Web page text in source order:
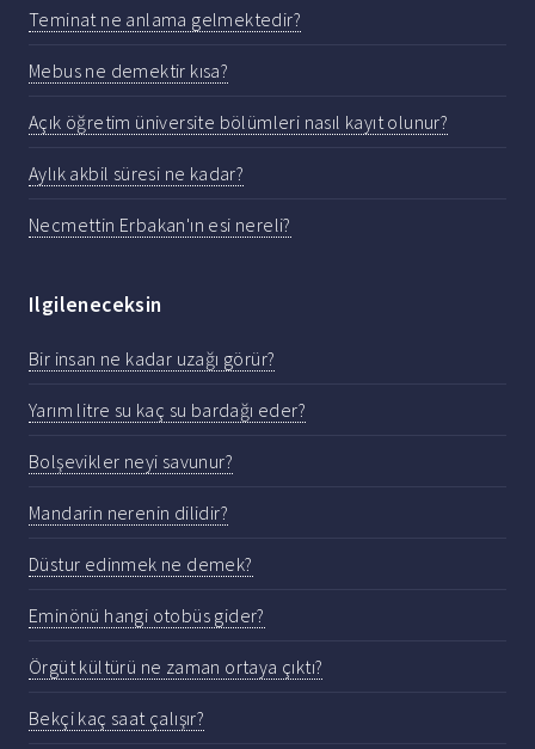
Teminat ne anlama gelmektedir?
Mebus ne demektir kısa?
Açık öğretim üniversite bölümleri nasıl kayıt olunur?
Aylık akbil süresi ne kadar?
Necmettin Erbakan'ın esi nereli?
Ilgileneceksin
Bir insan ne kadar uzağı görür?
Yarım litre su kaç su bardağı eder?
Bolşevikler neyi savunur?
Mandarin nerenin dilidir?
Düstur edinmek ne demek?
Eminönü hangi otobüs gider?
Örgüt kültürü ne zaman ortaya çıktı?
Bekçi kaç saat çalışır?